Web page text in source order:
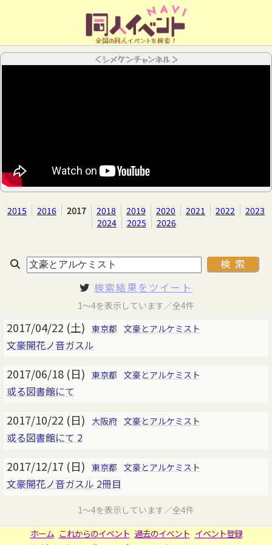
全国の同人イベントを検索！
＜シメケンチャンネル＞
2015 2016 2017 2018 2019 2020 2021 2022
2023
2024
2025 2026
検索結果をツイート
1～4を表示しています／全4件
2017/04/22 (土) 東京都 文豪とアルケミスト
文豪開花ノ音ガスル
2017/06/18 (日) 東京都 文豪とアルケミスト
或る図書館にて
2017/10/22 (日) 大阪府 文豪とアルケミスト
或る図書館にて 2
2017/12/17 (日) 東京都 文豪とアルケミスト
文豪開花ノ音ガスル 2冊目
1～4を表示しています／全4件
ホーム これからのイベント 過去のイベント イベント登録